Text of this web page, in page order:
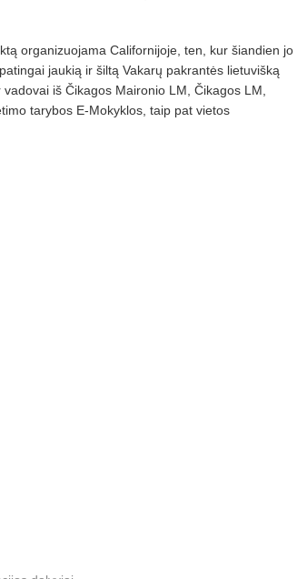
organizuojama Californijoje, ten, kur šiandien jo
jaukią ir šiltą Vakarų pakrantės lietuvišką
iš Čikagos Maironio LM, Čikagos LM,
tarybos E-Mokyklos, taip pat vietos